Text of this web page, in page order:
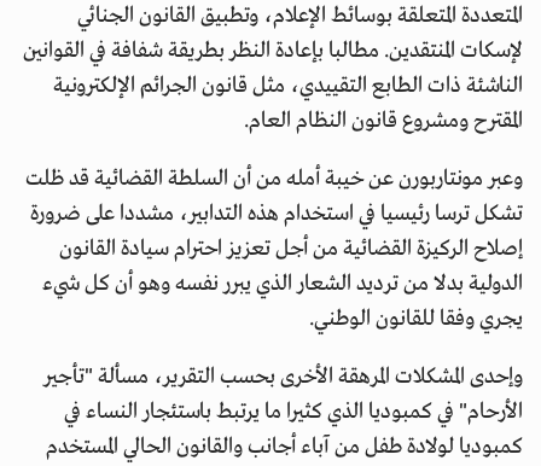
المتعددة المتعلقة بوسائط الإعلام، وتطبيق القانون الجنائي
لإسكات المنتقدين. مطالبا بإعادة النظر بطريقة شفافة في القوانين
الناشئة ذات الطابع التقييدي، مثل قانون الجرائم الإلكترونية
المقترح ومشروع قانون النظام العام.
وعبر مونتاربورن عن خيبة أمله من أن السلطة القضائية قد ظلت
تشكل ترسا رئيسيا في استخدام هذه التدابير، مشددا على ضرورة
إصلاح الركيزة القضائية من أجل تعزيز احترام سيادة القانون
الدولية بدلا من ترديد الشعار الذي يبرر نفسه وهو أن كل شيء
يجري وفقا للقانون الوطني.
وإحدى المشكلات المرهقة الأخرى بحسب التقرير، مسألة "تأجير
الأرحام" في كمبوديا الذي كثيرا ما يرتبط باستئجار النساء في
كمبوديا لولادة طفل من آباء أجانب والقانون الحالي المستخدم